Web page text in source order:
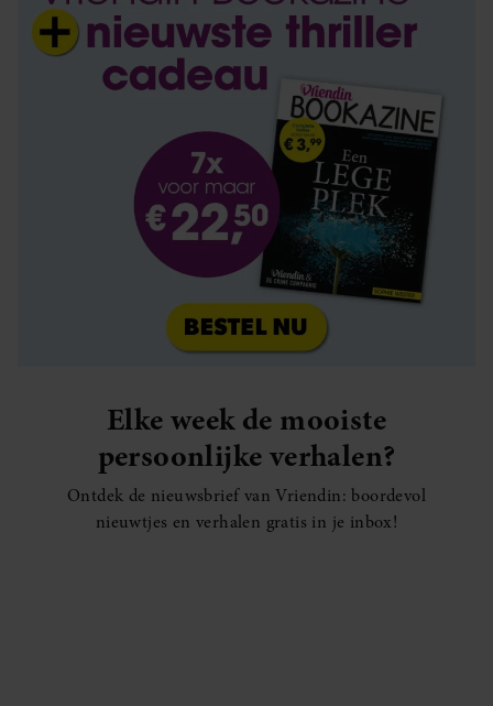
Elke week de mooiste
persoonlijke verhalen?
Ontdek de nieuwsbrief van Vriendin: boordevol
nieuwtjes en verhalen gratis in je inbox!